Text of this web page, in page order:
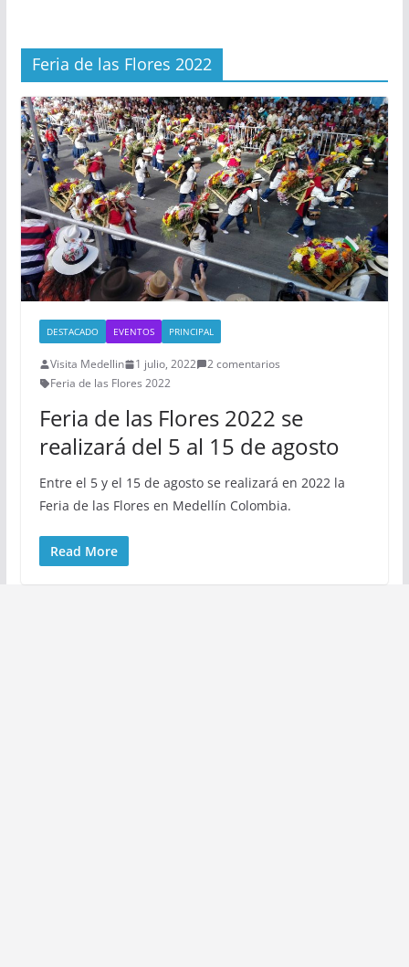
Feria de las Flores 2022
DESTACADO EVENTOS PRINCIPAL
Visita Medellin 1 julio, 2022
2 comentarios
Feria de las Flores 2022
Feria de las Flores 2022 se
realizará del 5 al 15 de agosto
Entre el 5 y el 15 de agosto se realizará en 2022 la
Feria de las Flores en Medellín Colombia.
Read More